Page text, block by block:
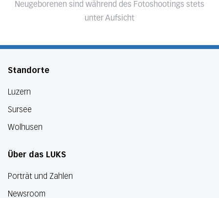
Neugeborenen sind während des Fotoshootings stets
unter Aufsicht
Standorte
Luzern
Sursee
Wolhusen
Über das LUKS
Porträt und Zahlen
Newsroom